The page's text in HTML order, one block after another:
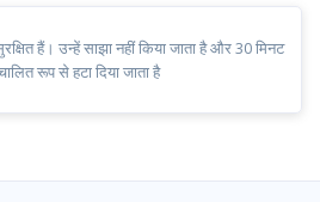
हैं। उन्हें साझा नहीं किया जाता है और 30 मिनट
रूप से हटा दिया जाता है